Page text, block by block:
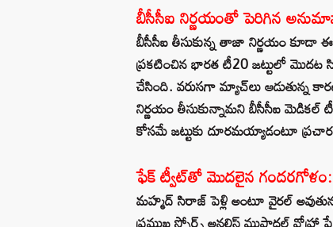
బీసీసీఐ నిర్ణయంతో పెరిగిన
బీసీసీఐ తీసుకున్న తాజా నిర్ణయం కూడా
ప్రకటించిన భారత టీ20 జట్టులో మొదట
చేసింది. వరుసగా మ్యాచ్‌లు ఆడుతున్న
నిర్ణయం తీసుకున్నామని బీసీసీఐ మెడికల్
కోసమే జట్టుకు దూరమయ్యాడంటూ
ఫేక్ ట్వీట్‌తో మొదలైన గందరగోళం:
మహ్మద్ సిరాజ్ పెళ్లి అంటూ వైరల్